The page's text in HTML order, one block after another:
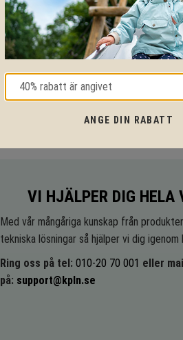
VI HJÄLPER DIG HELA
Med vår mångåriga kunskap från
tekniska lösningar så hjälper vi dig
Ring oss på tel: 010-20 70 001 eller
på: support@kpln.se
ANGE DIN RABATT